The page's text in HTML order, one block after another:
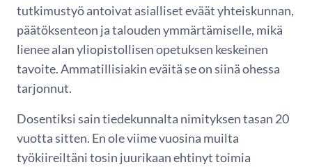
tutkimustyö antoivat asialliset eväät yhteiskunnan,
päätöksenteon ja talouden ymmärtämiselle, mikä
lienee alan yliopistollisen opetuksen keskeinen
tavoite. Ammatillisiakin eväitä se on siinä ohessa
tarjonnut.
Dosentiksi sain tiedekunnalta nimityksen tasan 20
vuotta sitten. En ole viime vuosina muilta
työkiireiltäni tosin juurikaan ehtinyt toimia